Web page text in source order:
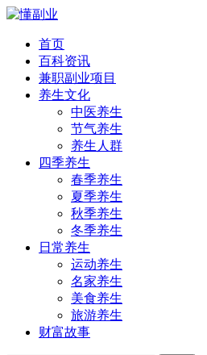
首页
百科资讯
兼职副业项目
养生文化
中医养生
节气养生
养生人群
四季养生
春季养生
夏季养生
秋季养生
冬季养生
日常养生
运动养生
名家养生
美食养生
旅游养生
财富故事